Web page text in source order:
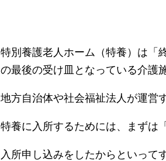
特別養護老人ホーム（特養）は「
の最後の受け皿となっている介護
地方自治体や社会福祉法人が運営
特養に入所するためには、まずは
入所申し込みをしたからといって